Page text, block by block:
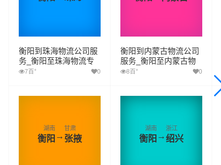
衡阳到珠海物流公司服
务_衡阳至珠海物流专
线高效、安全、可靠的
7百 + 0
衡阳到内蒙古物流公司
服务_衡阳至内蒙古物
流专线高效、安全、可
8百 + 0
湖南
衡阳 →
甘肃
张掖
湖南
衡阳 →
浙江
绍兴